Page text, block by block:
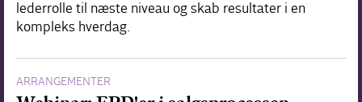
lederrolle til næste niveau og skab resultater i en
kompleks hverdag.
ARRANGEMENTER